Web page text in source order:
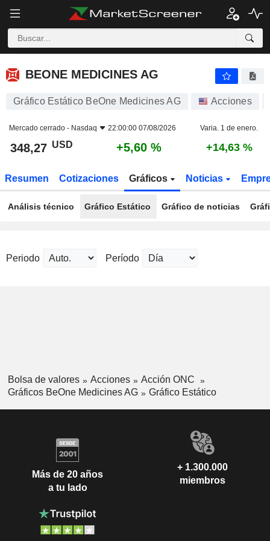
BEONE MEDICINES AG
BEONE MEDICINES AG
Gráfico Estático BeOne Medicines AG Acciones
Mercado cerrado - Nasdaq 22:00:00 07/08/2026 Varia. 1 de enero.
348,27 USD +5,60 % +14,63 %
Resumen Cotizaciones Gráficos Noticias
Análisis técnico Gráfico Estático Gráfico de noticias
Periodo Período
Bolsa de valores Acciones
Acción ONC
Gráficos BeOne Medicines AG
Gráfico Estático
Más de 20 años
a tu lado
+ 1.300.000
miembros